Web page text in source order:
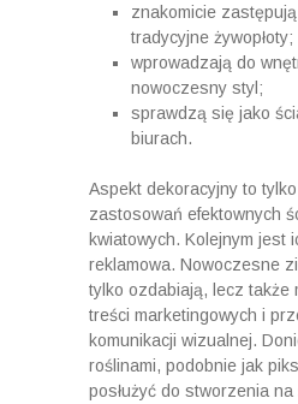
znakomicie zastępują
tradycyjne żywopłoty;
wprowadzają do
nowoczesny styl;
sprawdzą się jako
biurach.
Aspekt dekoracyjny to
zastosowań efektownych
kwiatowych. Kolejnym jest
reklamowa. Nowoczesne
tylko ozdabiają, lecz także
treści marketingowych i
komunikacji wizualnej.
roślinami, podobnie jak
posłużyć do stworzenia